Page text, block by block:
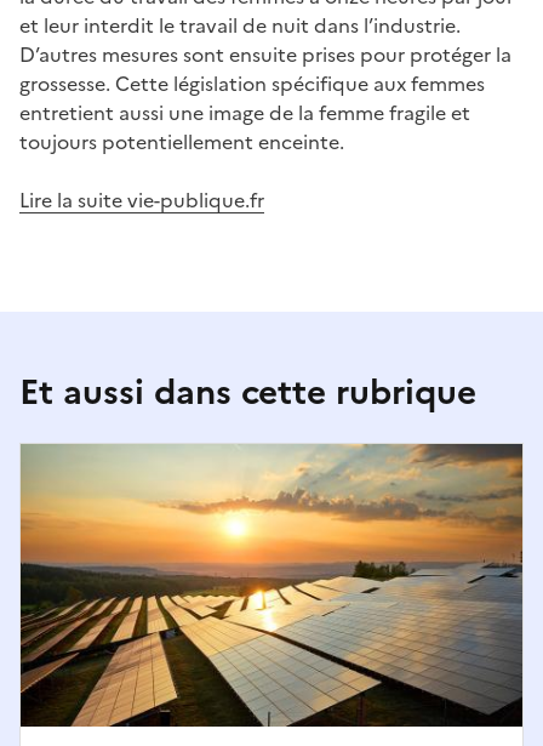
et leur interdit le travail de nuit dans l’industrie.
D’autres mesures sont ensuite prises pour protéger la
grossesse. Cette législation spécifique aux femmes
entretient aussi une image de la femme fragile et
toujours potentiellement enceinte.
Lire la suite vie-publique.fr
Et aussi dans cette rubrique